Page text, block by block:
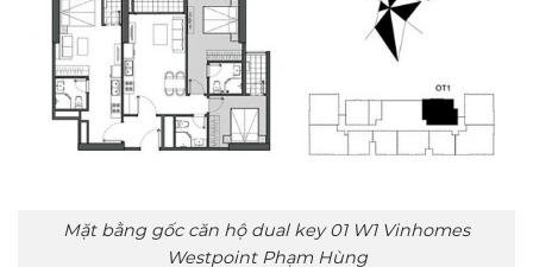
Mặt bằng gốc căn hộ dual key 01 W1 Vinhomes
Westpoint Phạm Hùng